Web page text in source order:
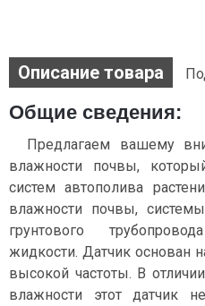
Описание товара
Общие сведения:
Предлагаем вашему
влажности почвы,
систем автополива
влажности почвы,
грунтового
жидкости. Датчик основан
высокой частоты. В
влажности этот датчик